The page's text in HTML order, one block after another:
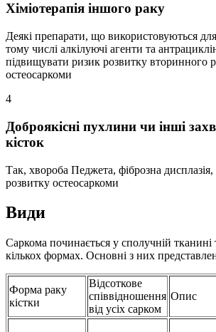
Хіміотерапія іншого раку
Деякі препарати, що використовуються
тому числі алкілуючі агенти та
підвищувати ризик розвитку вторинного
остеосаркоми
4
Доброякісні пухлини чи інші
кісток
Так, хвороба Педжета, фіброзна
розвитку остеосаркоми
Види
Саркома починається у сполучній тканині
кількох формах. Основні з них
Форма раку
кістки
Відсоткове
співвідношення
від усіх сарком
Опис